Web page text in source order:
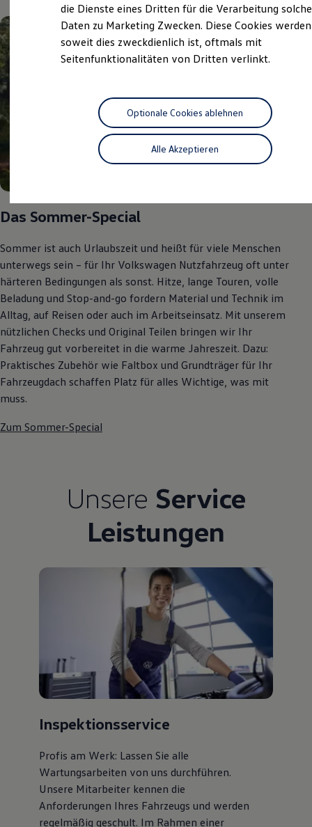
myVolkswagen Business
Elektrisch & Autonom
Elektro - & Hybridfahrzeuge
Klimafreundlicher Strom
Ladezeitensimulator
Ladelösungen für Privatkunden
Ladelösungen für Gewerbekunden
Wallbox und Ladekabel
Bidirektionales Laden
Förderung & Kosten der Elektrofahrzeuge
Kostensimulator
Autonomes Fahren
Mehr zum ID. Buzz
California Welt
California Club
California Magazin & Ratgeber
Vanlife
Ratgeber
Routen & Reisen
California Reisen & Erlebnisse
California App
California Lifestyle & Zubehör
Übernachten im California
Marke
Unternehmen
Karriere im Autohaus
Events
Rückblick VW Bus Festival 2023
Bulli Magazin
Fahrzeugabholung ab Werk
Das Sommer-Special
Sommer ist auch Urlaubszeit und heißt für viele Menschen
unterwegs sein – für Ihr Volkswagen Nutzfahrzeug oft unter
härteren Bedingungen als sonst. Hitze, lange Touren, volle
Beladung und Stop-and-go fordern Material und Technik im
Alltag, auf Reisen oder auch im Arbeitseinsatz. Mit unserem
nützlichen Checks und Original Teilen bringen wir Ihr
Fahrzeug gut vorbereitet in die warme Jahreszeit. Dazu:
Praktisches Zubehör wie Faltbox und Grundträger für Ihr
Fahrzeugdach schaffen Platz für alles Wichtige, was mit
muss.
Zum Sommer-Special
Unsere Service
Leistungen
Inspektionsservice
Profis am Werk: Lassen Sie alle
Wartungsarbeiten von uns durchführen.
Unsere Mitarbeiter kennen die
Anforderungen Ihres Fahrzeugs und werden
regelmäßig geschult. Im Rahmen einer
die Dienste eines Dritten für die Verarbeitung
Daten zu Marketing Zwecken. Diese Cookies
soweit dies zweckdienlich ist, oftmals mit
Seitenfunktionalitäten von Dritten verlinkt.
Alle Akzeptieren
Optionale Cookies ablehnen